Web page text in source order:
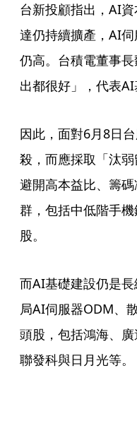
台新投顧指出，AI
達仍持續擴產，AI
仍高。台積電董事
出都很好」，代表AI
因此，面對6月8日
殺，而應採取「汰
避開高本益比、籌
群，包括中低階手
股。
而AI基礎建設仍是
局AI伺服器ODM、
頭股，包括鴻海、
聯發科與日月光等。